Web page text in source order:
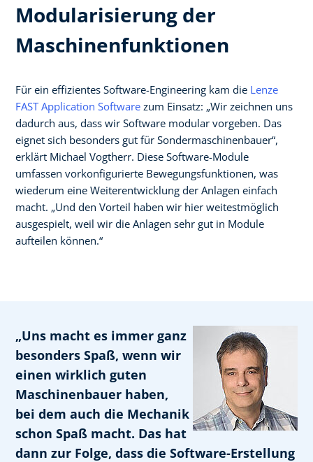
Modularisierung der
Maschinenfunktionen
Für ein effizientes Software-Engineering kam die Lenze
FAST Application Software zum Einsatz: „Wir zeichnen uns
dadurch aus, dass wir Software modular vorgeben. Das
eignet sich besonders gut für Sondermaschinenbauer“,
erklärt Michael Vogtherr. Diese Software-Module
umfassen vorkonfigurierte Bewegungsfunktionen, was
wiederum eine Weiterentwicklung der Anlagen einfach
macht. „Und den Vorteil haben wir hier weitestmöglich
ausgespielt, weil wir die Anlagen sehr gut in Module
aufteilen können.“
„Uns macht es immer ganz
besonders Spaß, wenn wir
einen wirklich guten
Maschinenbauer haben,
bei dem auch die Mechanik
schon Spaß macht. Das hat
dann zur Folge, dass die Software-Erstellung